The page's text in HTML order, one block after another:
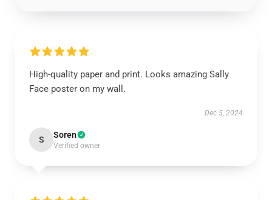
High-quality paper and print. Looks amazing Sally
Face poster on my wall.
Dec 5, 2024
S Soren
Verified owner